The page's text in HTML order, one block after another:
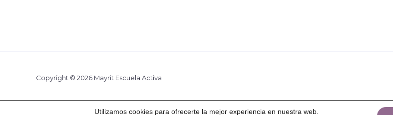
Copyright © 2026 Mayrit Escuela Activa
Utilizamos cookies para ofrecerte la mejor experiencia en nuestra web.